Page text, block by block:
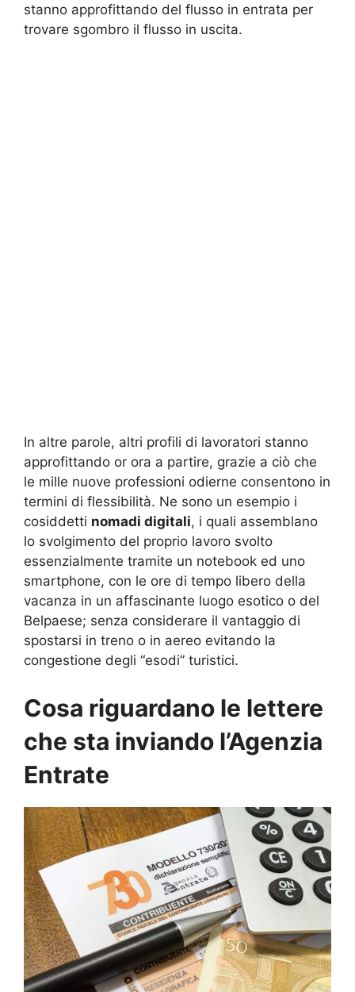
stanno approfittando del flusso in entrata per
trovare sgombro il flusso in uscita.
In altre parole, altri profili di lavoratori stanno
approfittando or ora a partire, grazie a ciò che
le mille nuove professioni odierne consentono in
termini di flessibilità. Ne sono un esempio i
cosiddetti nomadi digitali, i quali assemblano
lo svolgimento del proprio lavoro svolto
essenzialmente tramite un notebook ed uno
smartphone, con le ore di tempo libero della
vacanza in un affascinante luogo esotico o del
Belpaese; senza considerare il vantaggio di
spostarsi in treno o in aereo evitando la
congestione degli “esodi” turistici.
Cosa riguardano le lettere
che sta inviando l’Agenzia
Entrate